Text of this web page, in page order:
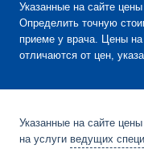
Указанные на сайте
Определить точную
приеме у врача. Цены на
отличаются от цен,
Указанные на сайте
на услуги ведущих